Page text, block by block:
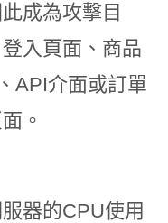
成為攻擊目
入頁面、商品
API介面或訂單
。
器的CPU使用